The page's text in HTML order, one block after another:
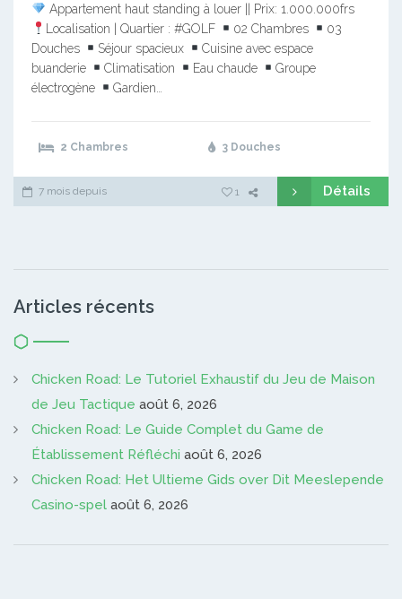
Appartement haut standing à louer || Prix: 1.000.000frs
Localisation | Quartier : #GOLF
02 Chambres
03
Douches
Séjour spacieux
Cuisine avec espace
buanderie
Climatisation Eau chaude
Groupe
électrogène
Gardien…
2 Chambres 3 Douches
7 mois depuis 1 Détails
Articles récents
Chicken Road: Le Tutoriel Exhaustif du Jeu de Maison
de Jeu Tactique août 6, 2026
Chicken Road: Le Guide Complet du Game de
Établissement Réfléchi août 6, 2026
Chicken Road: Het Ultieme Gids over Dit Meeslepende
Casino-spel août 6, 2026